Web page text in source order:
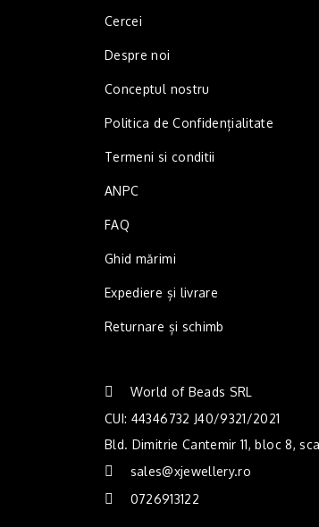
Cercei
Despre noi
Conceptul nostru
Politica de Confidențialitate
Termeni si conditii
ANPC
FAQ
Ghid mărimi
Expediere și livrare
Returnare și schimb
World of Beads SRL
CUI: 44346732 J40/9321/2021
Bld. Dimitrie Cantemir 11, bloc 8,
sales@xjewellery.ro
0726913122